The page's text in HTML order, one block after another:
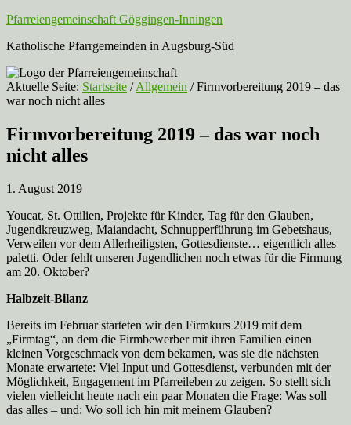
Pfarreiengemeinschaft Göggingen-Inningen
Katholische Pfarrgemeinden in Augsburg-Süd
Aktuelle Seite: Startseite / Allgemein /Firmvorbereitung 2019 – das
war noch nicht alles
Firmvorbereitung 2019 – das war noch
nicht alles
1. August 2019
Youcat, St. Ottilien, Projekte für Kinder, Tag für den Glauben,
Jugendkreuzweg, Maiandacht, Schnupperführung im Gebetshaus,
Verweilen vor dem Allerheiligsten, Gottesdienste… eigentlich alles
paletti. Oder fehlt unseren Jugendlichen noch etwas für die Firmung
am 20. Oktober?
Halbzeit-Bilanz
Bereits im Februar starteten wir den Firmkurs 2019 mit dem
„Firmtag“, an dem die Firmbewerber mit ihren Familien einen
kleinen Vorgeschmack von dem bekamen, was sie die nächsten
Monate erwartete: Viel Input und Gottesdienst, verbunden mit der
Möglichkeit, Engagement im Pfarreileben zu zeigen. So stellt sich
vielen vielleicht heute nach ein paar Monaten die Frage: Was soll
das alles – und: Wo soll ich hin mit meinem Glauben?